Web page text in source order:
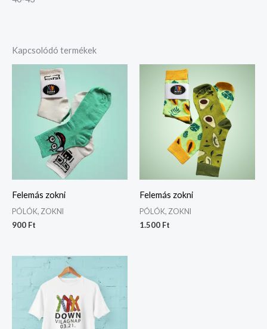
Kapcsolódó termékek
Felemás zokni
PÓLÓK, ZOKNI
900 Ft
Felemás zokni
PÓLÓK, ZOKNI
1.500 Ft